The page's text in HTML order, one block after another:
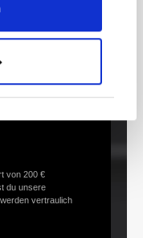
für deinen
von 200 €
du unsere
vertraulich